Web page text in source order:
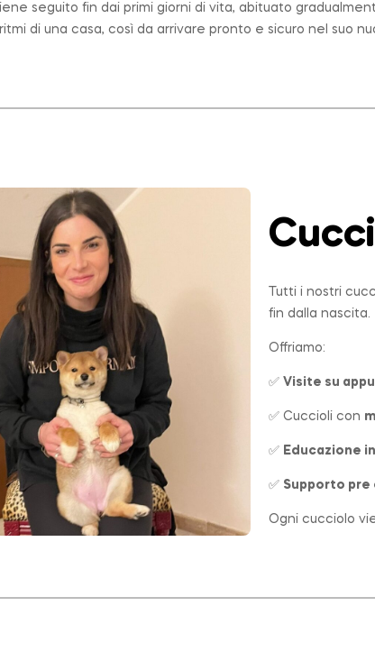
seguito fin dai primi giorni di vita, abituato
di una casa, così da arrivare pronto e sicuro nel suo
Tutti i nostri
fin dalla nascita.
Offriamo:
✅ Visite su
✅ Cuccioli con
✅ Educazione
✅ Supporto pre
Ogni cucciolo